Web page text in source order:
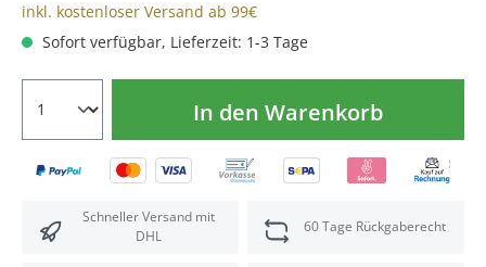
inkl. kostenloser Versand ab 99€
Sofort verfügbar, Lieferzeit: 1-3 Tage
In den Warenkorb
Schneller Versand mit
DHL
60 Tage Rückgaberecht